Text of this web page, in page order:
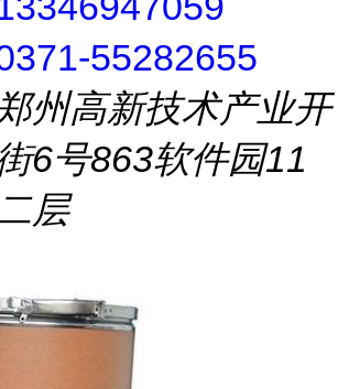
55282655
州高新技术产业开
6号863软件园11
层